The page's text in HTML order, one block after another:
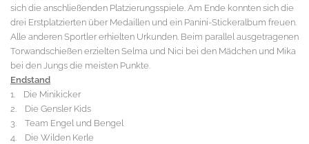
sich die anschließenden Platzierungsspiele. Am Ende konnten sich die
drei Erstplatzierten über Medaillen und ein Panini-Stickeralbum freuen.
Alle anderen Sportler erhielten Urkunden. Beim parallel ausgetragenen
Torwandschießen erzielten Selma und Nici bei den Mädchen und Mika
bei den Jungs die meisten Punkte.
Endstand
1. Die Minikicker
2. Die Gensler Kids
3. Team Engel und Bengel
4. Die Wilden Kerle